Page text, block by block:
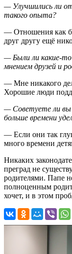
— Улучшились ли
такого опыта?
— Отношения как
друг другу ещё
— Были ли какие-
мнением друзей и
— Мне никакого
Хорошие люди
— Советуете ли вы
больше времени
— Если они так
много времени
Никаких
преград не
родителями. Папе
полноценным
хочет, и в этом